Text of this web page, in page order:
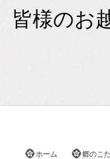
皆様のお
ホーム 郷のこ